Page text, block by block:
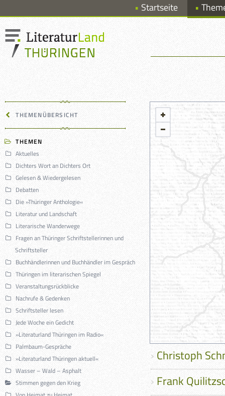
Startseite
THEMENÜBERSICHT
THEMEN
Aktuelles
Dichters Wort an Dichters Ort
Gelesen & Wiedergelesen
Debatten
Die »Thüringer Anthologie«
Literatur und Landschaft
Literarische Wanderwege
Fragen an Thüringer Schriftstellerinnen und
Schriftsteller
Buchhändlerinnen und Buchhändler im Gespräch
Thüringen im literarischen Spiegel
Veranstaltungsrückblicke
Nachrufe & Gedenken
Schriftsteller lesen
Jede Woche ein Gedicht
»Literaturland Thüringen im Radio«
Palmbaum-Gespräche
»Literaturland Thüringen aktuell«
Wasser – Wald – Asphalt
Stimmen gegen den Krieg
Christoph
Frank